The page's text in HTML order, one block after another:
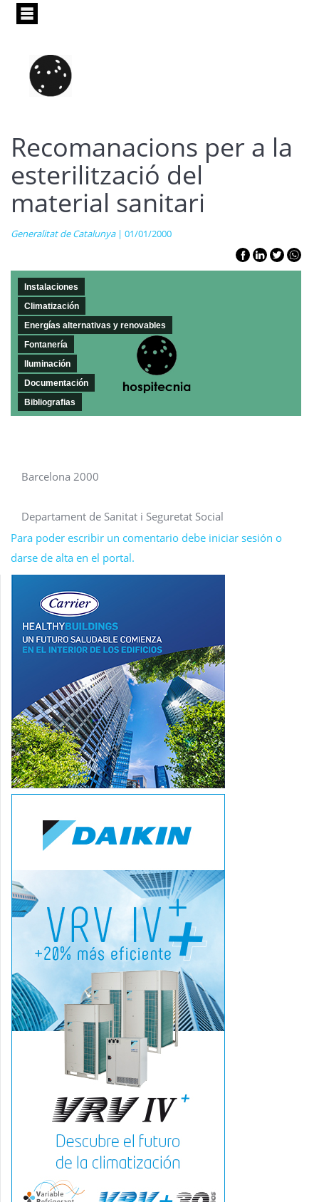
Pasar
principal
Recomanacions per a la
esterilització del
material sanitari
Generalitat de Catalunya| 01/01/2000
Instalaciones
Climatización
Energías alternativas y renovables
Fontanería
Iluminación
Documentación
Bibliografias
Barcelona 2000
Departament de Sanitat i Seguretat Social
Para poder escribir un comentario debe iniciar sesión o
darse de alta en el portal.